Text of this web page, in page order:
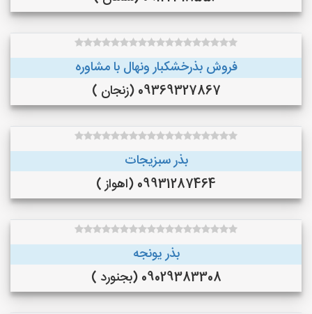
فروش بذرخشکبار ونهال با مشاوره
09369327867 (زنجان )
بذر سبزیجات
09931287464 (اهواز )
بذر یونجه
09029383308 (بجنورد )